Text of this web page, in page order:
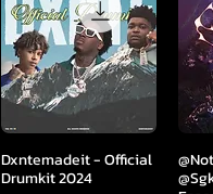
Snel overzicht
Dxntemadeit - Official
Drumkit 2024